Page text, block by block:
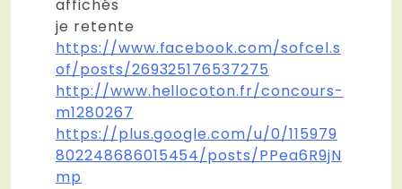
affichés
je retente
https://www.facebook.com/sofcel.s
of/posts/269325176537275
http://www.hellocoton.fr/concours-
m1280267
https://plus.google.com/u/0/115979
802248686015454/posts/PPea6R9jN
mp